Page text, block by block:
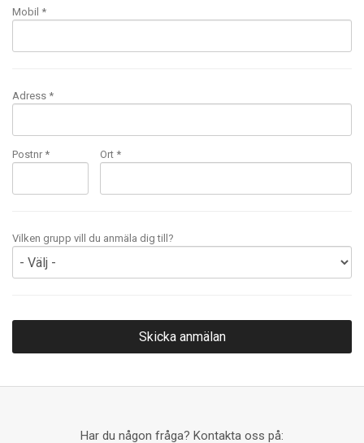
Mobil *
Adress *
Postnr * Ort *
Vilken grupp vill du anmäla dig till?
Har du någon fråga? Kontakta oss på: